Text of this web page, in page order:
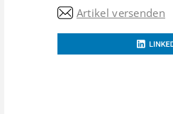
Artikel versenden